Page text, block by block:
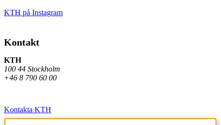
KTH på Instagram
Kontakt
KTH
100 44 Stockholm
+46 8 790 60 00
Kontakta KTH